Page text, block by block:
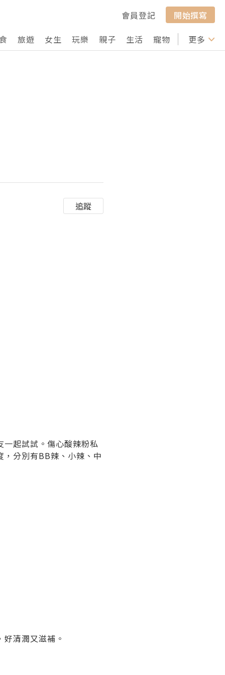
會員登記
開始撰寫
旅遊 女生 玩樂 親子 生活 寵物 行山 打卡
更多
追蹤
起試試。傷心酸辣粉私
分別有BB辣、小辣、中
清潤又滋補。